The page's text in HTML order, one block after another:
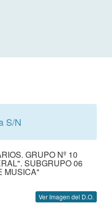
S/N
GRUPO Nº 10
SUBGRUPO 06
MUSICA"
Ver Imagen del D.O.